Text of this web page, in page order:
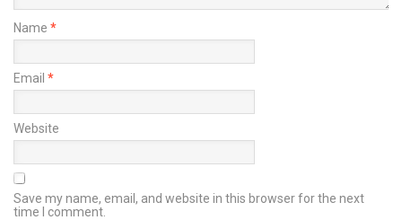
Name *
Email *
Website
Save my name, email, and website in this browser for the next
time I comment.